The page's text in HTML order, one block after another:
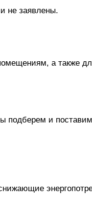
не заявлены.
а также
подберем и